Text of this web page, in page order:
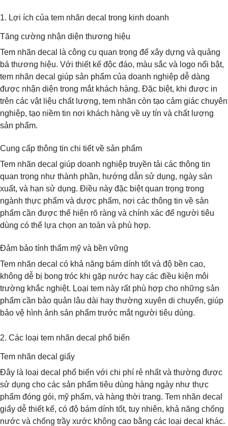
1. Lợi ích của tem nhãn decal trong kinh doanh
Tăng cường nhận diện thương hiệu
Tem nhãn decal là công cụ quan trọng để xây dựng và quảng
bá thương hiệu. Với thiết kế độc đáo, màu sắc và logo nổi bật,
tem nhãn decal giúp sản phẩm của doanh nghiệp dễ dàng
được nhận diện trong mắt khách hàng. Đặc biệt, khi được in
trên các vật liệu chất lượng, tem nhãn còn tạo cảm giác chuyên
nghiệp, tạo niềm tin nơi khách hàng về uy tín và chất lượng
sản phẩm.
Cung cấp thông tin chi tiết về sản phẩm
Tem nhãn decal giúp doanh nghiệp truyền tải các thông tin
quan trọng như thành phần, hướng dẫn sử dụng, ngày sản
xuất, và hạn sử dụng. Điều này đặc biệt quan trọng trong
ngành thực phẩm và dược phẩm, nơi các thông tin về sản
phẩm cần được thể hiện rõ ràng và chính xác để người tiêu
dùng có thể lựa chọn an toàn và phù hợp.
Đảm bảo tính thẩm mỹ và bền vững
Tem nhãn decal có khả năng bám dính tốt và độ bền cao,
không dễ bị bong tróc khi gặp nước hay các điều kiện môi
trường khắc nghiệt. Loại tem này rất phù hợp cho những sản
phẩm cần bảo quản lâu dài hay thường xuyên di chuyển, giúp
bảo vệ hình ảnh sản phẩm trước mắt người tiêu dùng.
2. Các loại tem nhãn decal phổ biến
Tem nhãn decal giấy
Đây là loại decal phổ biến với chi phí rẻ nhất và thường được
sử dụng cho các sản phẩm tiêu dùng hàng ngày như thực
phẩm đóng gói, mỹ phẩm, và hàng thời trang. Tem nhãn decal
giấy dễ thiết kế, có độ bám dính tốt, tuy nhiên, khả năng chống
nước và chống trầy xước không cao bằng các loại decal khác.